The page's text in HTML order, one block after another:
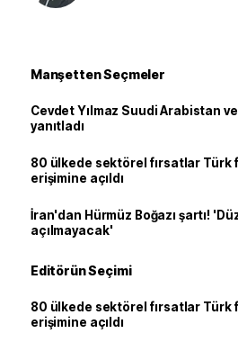
Manşetten Seçmeler
Cevdet Yılmaz Suudi Arabistan
yanıtladı
80 ülkede sektörel fırsatlar Türk
erişimine açıldı
İran'dan Hürmüz Boğazı şartı!
açılmayacak'
Editörün Seçimi
80 ülkede sektörel fırsatlar Türk
erişimine açıldı